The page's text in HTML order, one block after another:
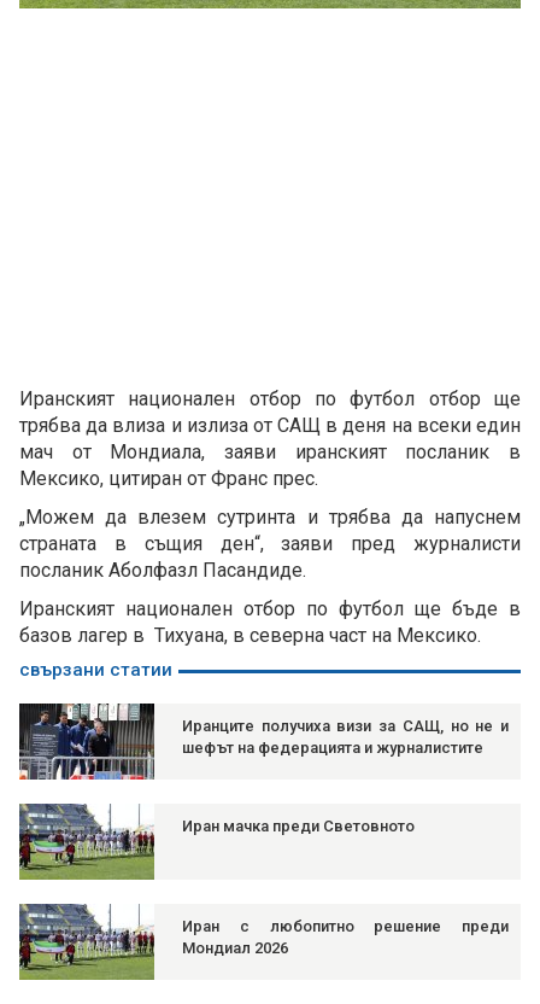
Иранският национален отбор по футбол отбор ще
трябва да влиза и излиза от САЩ в деня на всеки един
мач от Мондиала, заяви иранският посланик в
Мексико, цитиран от Франс прес.
„Можем да влезем сутринта и трябва да напуснем
страната в същия ден“, заяви пред журналисти
посланик Аболфазл Пасандиде.
Иранският национален отбор по футбол ще бъде в
базов лагер в Тихуана, в северна част на Мексико.
свързани статии
Иранците получиха визи за САЩ, но не и
шефът на федерацията и журналистите
Иран мачка преди Световното
Иран с любопитно решение преди
Мондиал 2026